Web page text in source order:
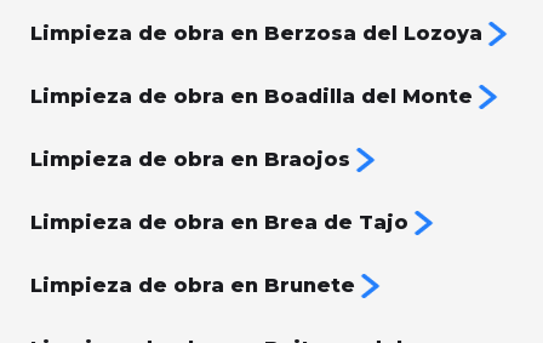
Limpieza de obra en Berzosa del Lozoya
Limpieza de obra en Boadilla del Monte
Limpieza de obra en Braojos
Limpieza de obra en Brea de Tajo
Limpieza de obra en Brunete